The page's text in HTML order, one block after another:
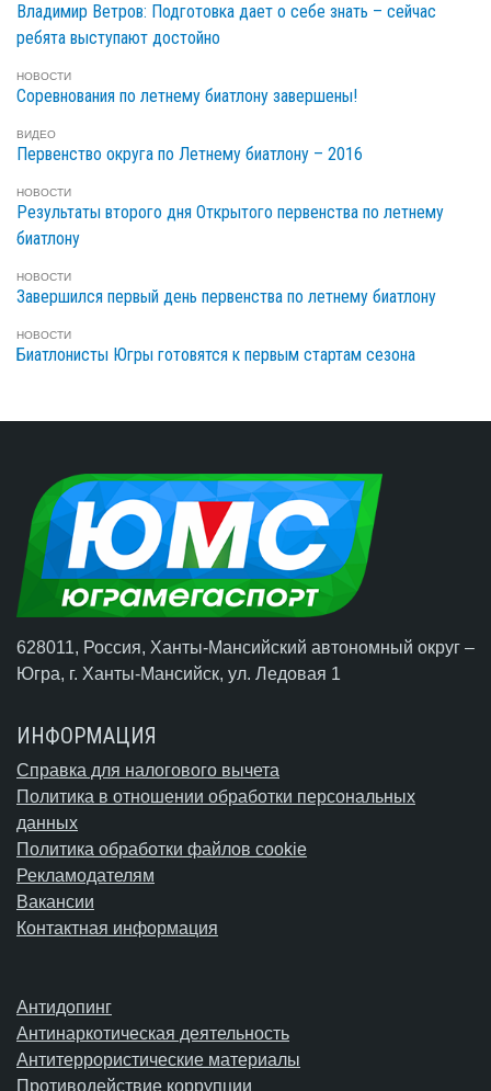
Владимир Ветров: Подготовка дает о себе знать – сейчас
ребята выступают достойно
НОВОСТИ
Соревнования по летнему биатлону завершены!
ВИДЕО
Первенство округа по Летнему биатлону – 2016
НОВОСТИ
Результаты второго дня Открытого первенства по летнему
биатлону
НОВОСТИ
Завершился первый день первенства по летнему биатлону
НОВОСТИ
Биатлонисты Югры готовятся к первым стартам сезона
628011, Россия, Ханты-Мансийский автономный округ –
Югра, г. Ханты-Мансийск, ул. Ледовая 1
ИНФОРМАЦИЯ
Справка для налогового вычета
Политика в отношении обработки персональных
данных
Политика обработки файлов cookie
Рекламодателям
Вакансии
Контактная информация
Антидопинг
Антинаркотическая деятельность
Антитеррористические материалы
Противодействие коррупции